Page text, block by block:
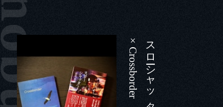
ス
ロ
ーシ
ャ
ッ
タ
ー
×
C
r
o
s
s
b
o
r
d
e
r